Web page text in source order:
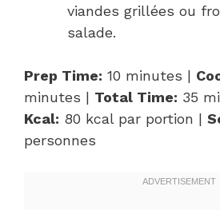
viandes grillées ou
salade.
Prep Time: 10 minutes |
minutes | Total Time: 35
Kcal: 80 kcal par portion |
personnes